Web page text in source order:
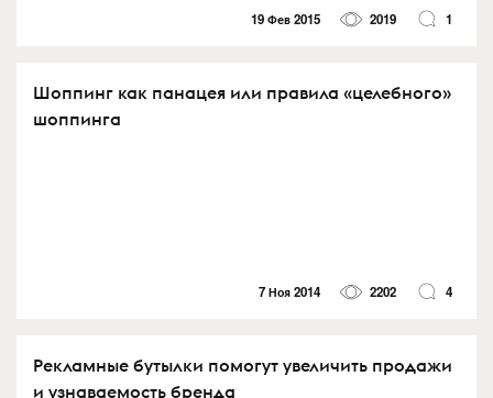
19 Фев 2015 2019 1
Шоппинг как панацея или правила «целебного»
шоппинга
7 Ноя 2014 2202 4
Рекламные бутылки помогут увеличить продажи
и узнаваемость бренда